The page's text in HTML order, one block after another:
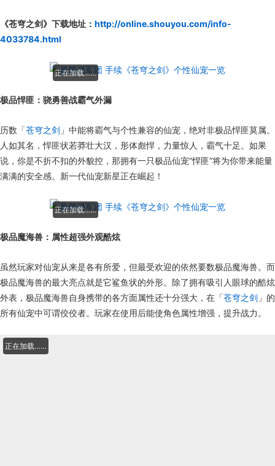
《苍穹之剑》下载地址： http://online.shouyou.com/info-
4033784.html
正在加载……
极品悍匪：骁勇善战霸气外漏
历数「苍穹之剑 」中能将霸气与个性兼容的仙宠，绝对非极品悍匪莫属。
人如其名，悍匪状若莽壮大汉，形体彪悍，力量惊人，霸气十足。如果
说，你是不折不扣的外貌控，那拥有一只极品仙宠“悍匪”将为你带来能量
满满的安全感。新一代仙宠新星正在崛起！
正在加载……
极品魔海兽：属性超强外观酷炫
虽然玩家对仙宠从来是各有所爱，但最受欢迎的依然要数极品魔海兽。而
极品魔海兽的最大亮点就是它鲨鱼状的外形。除了拥有吸引人眼球的酷炫
外表，极品魔海兽自身携带的各方面属性还十分强大，在「苍穹之剑 」的
所有仙宠中可谓佼佼者。玩家在使用后能使角色属性增强，提升战力。
正在加载……